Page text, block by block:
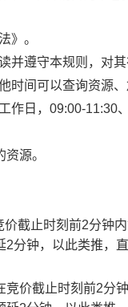
》。
并遵守本规则，对
时间可以查询资源
作日，09:00-11:30
源。
截止时刻前2分钟
分钟，以此类推，
价截止时刻前2分